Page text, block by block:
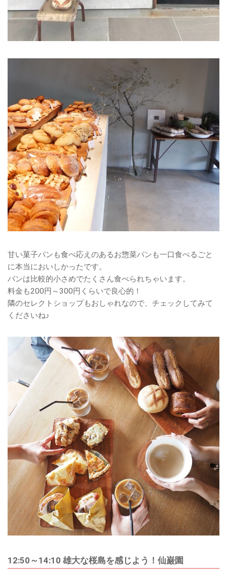
甘い菓子パンも食べ応えのあるお惣菜パンも一口食べるごと
に本当においしかったです。
パンは比較的小さめでたくさん食べられちゃいます。
料金も200円～300円くらいで良心的！
隣のセレクトショップもおしゃれなので、チェックしてみて
くださいね♪
12:50～14:10 雄大な桜島を感じよう！仙巌園